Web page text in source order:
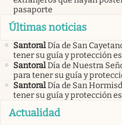
pasaporte
Últimas noticias
SantoralDía de San
tener su guía y protección
SantoralDía de Nuestra
para tener su guía y
SantoralDía de San
tener su guía y protección
Actualidad